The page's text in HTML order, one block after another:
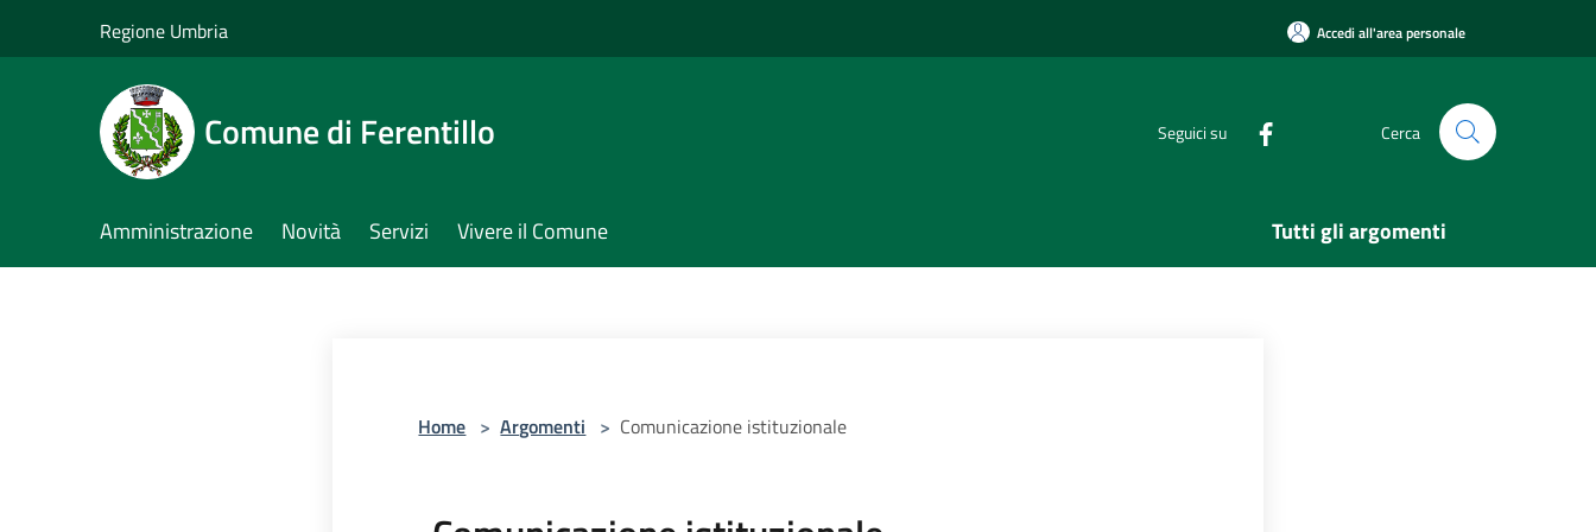
Regione Umbria Accedi all'area personale
Comune di Ferentillo Seguici su Cerca
Amministrazione Novità Servizi Vivere il Comune Tutti gli argomenti
Home > Argomenti > Comunicazione istituzionale